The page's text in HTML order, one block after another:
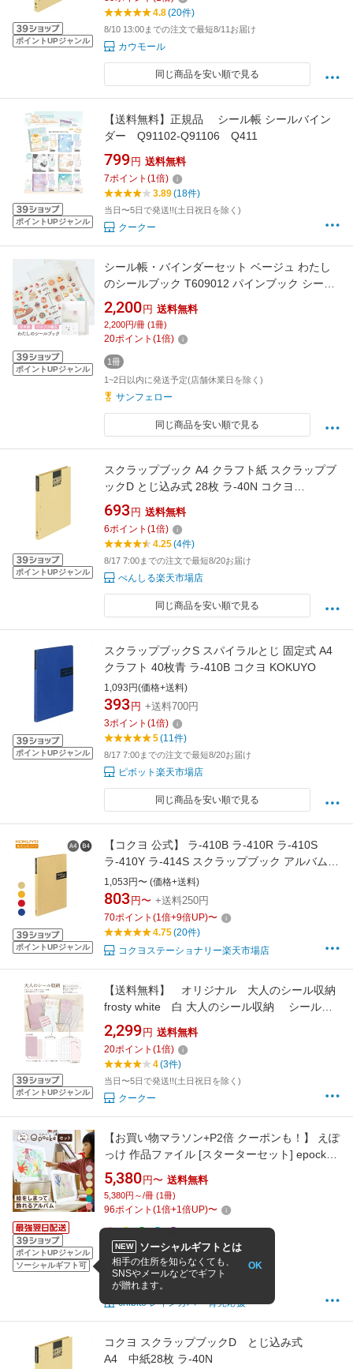
ポイントUPジャンル
4.8(20件)
8/10 13:00までの注文で最短8/11お届け
カウモール
同じ商品を安い順で見る
ポイントUPジャンル
【送料無料】正規品 シール帳 シールバイン
ダー Q91102-Q91106 Q411
799 円 送料無料
7ポイント (1倍)
3.89(18件)
当日〜5日で発送!!(土日祝日を除く)
クークー
ポイントUPジャンル
シール帳・バインダーセット ベージュ わたし
のシールブック T609012 パインブック シール
バインダー シンプル 半透明 台紙 コレクション
交換 集める 貼る 剥がせる ステッカー 平成レト
ロ バイブルサイズ
2,200 円 送料無料
2,200円/冊 (1冊)
20ポイント (1倍)
1冊
1~2日以内に発送予定(店舗休業日を除く)
サンフェロー
同じ商品を安い順で見る
ポイントUPジャンル
スクラップブック A4 クラフト紙 スクラップブ
ックD とじ込み式 28枚 ラ-40N コクヨ
KOKUYO ◆◆
693 円 送料無料
6ポイント (1倍)
4.25(4件)
8/17 7:00までの注文で最短8/20お届け
ぺんしる楽天市場店
同じ商品を安い順で見る
ポイントUPジャンル
スクラップブックS スパイラルとじ 固定式 A4
クラフト 40枚青 ラ-410B コクヨ KOKUYO
1,093円(価格+送料)
393 円 +送料700円
3ポイント (1倍)
5(11件)
8/17 7:00までの注文で最短8/20お届け
ピボット楽天市場店
同じ商品を安い順で見る
ポイントUPジャンル
【コクヨ 公式】 ラ-410B ラ-410R ラ-410S
ラ-410Y ラ-414S スクラップブック アルバム
スパイラルとじ スパイラル綴じ スクラップ 公
式 コクヨ KOKUYO
1,053円〜 (価格+送料)
803 円〜 +送料250円
70ポイント (1倍+9倍UP)〜
4.75(20件)
コクヨステーショナリー楽天市場店
ポイントUPジャンル
【送料無料】 オリジナル 大人のシール収納
frosty white 白 大人のシール収納 シール
帳 バインダー 大人のシール収納
K222381_222386バインダー
2,299 円 送料無料
20ポイント (1倍)
4(3件)
当日〜5日で発送!!(土日祝日を除く)
クークー
ポイントUPジャンル
ソーシャルギフト可
【お買い物マラソン+P2倍 クーポンも！】 えぽ
っけ 作品ファイル [スターターセット] epocke
ポケットフレーム 子供の作品 作品保管 作品 ア
ルバム 作品集 ポートフォリオ 子供の絵 収納 思
い出ファイル ファイリング フォルダ スクラッ
5,380 円〜 送料無料
5,380円～/冊 (1冊)
96ポイント (1倍+1倍UP)〜
1冊
5 (3件)
15:00までの注文で
chibito レインカバー 育児応援
コクヨ スクラップブックD とじ込み式
A4 中紙28枚 ラ-40N
NEW ソーシャルギフトとは
相手の住所を知らなくても、
SNSやメールなどでギフト
が贈れます。
OK